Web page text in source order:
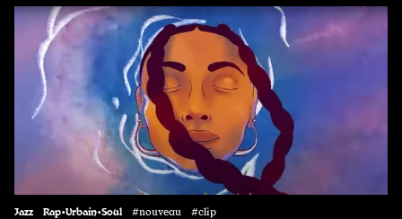
Jazz Rap•Urbain•Soul #nouveau #clip